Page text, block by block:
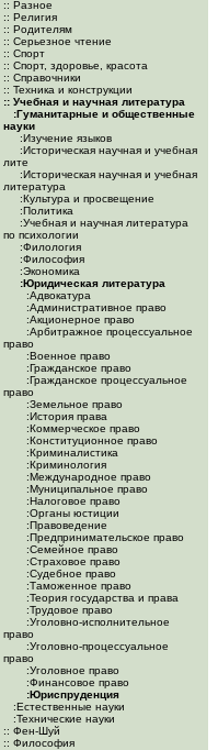
:: Разное
:: Религия
:: Родителям
:: Серьезное чтение
:: Спорт
:: Спорт, здоровье, красота
:: Справочники
:: Техника и конструкции
:: Учебная и научная литература
:Гуманитарные и общественные
науки
:Изучение языков
:Историческая научная и учебная
лите
:Историческая научная и учебная
литература
:Культура и просвещение
:Политика
:Учебная и научная литература
по психологии
:Филология
:Философия
:Экономика
:Юридическая литература
:Адвокатура
:Административное право
:Акционерное право
:Арбитражное процессуальное
право
:Военное право
:Гражданское право
:Гражданское процессуальное
право
:Земельное право
:История права
:Коммерческое право
:Конституционное право
:Криминалистика
:Криминология
:Международное право
:Муниципальное право
:Налоговое право
:Органы юстиции
:Правоведение
:Предпринимательское право
:Семейное право
:Страховое право
:Судебное право
:Таможенное право
:Теория государства и права
:Трудовое право
:Уголовно-исполнительное
право
:Уголовно-процессуальное
право
:Уголовное право
:Финансовое право
:Юриспруденция
:Естественные науки
:Технические науки
:: Фен-Шуй
:: Философия